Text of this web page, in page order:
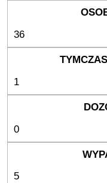
36
1
0
5